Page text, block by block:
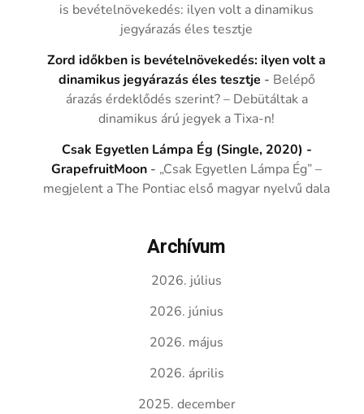
is bevételnövekedés: ilyen volt a dinamikus
jegyárazás éles tesztje
Zord időkben is bevételnövekedés: ilyen volt a
dinamikus jegyárazás éles tesztje - Belépő
árazás érdeklődés szerint? – Debütáltak a
dinamikus árú jegyek a Tixa-n!
Csak Egyetlen Lámpa Ég (Single, 2020) -
GrapefruitMoon - „Csak Egyetlen Lámpa Ég” –
megjelent a The Pontiac első magyar nyelvű dala
Archívum
2026. július
2026. június
2026. május
2026. április
2025. december